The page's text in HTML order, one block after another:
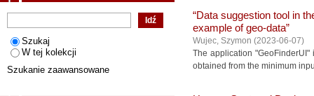
“Data suggestion tool in
example of geo-data”
Wujec, Szymon (2023-06-07)
The application
obtained from the minimum
Szukaj
W tej kolekcji
Szukanie zaawansowane